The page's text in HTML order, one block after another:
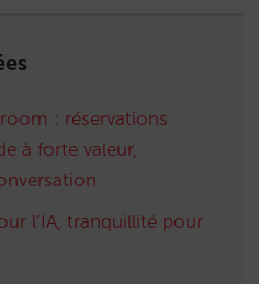
: réservations
à forte valeur,
l’IA, tranquillité pour